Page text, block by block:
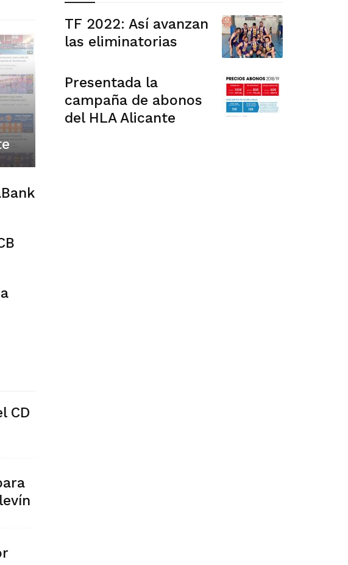
CD
TF 2022: Así avanzan
las eliminatorias
Presentada la
campaña de abonos
del HLA Alicante